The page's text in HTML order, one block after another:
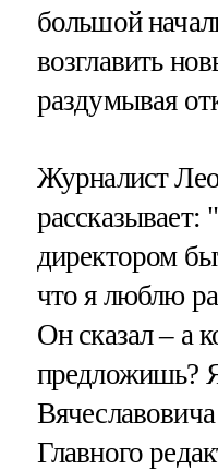
большой
возглавить
раздумывая
Журналист
рассказывает:
директором
что я люблю
Он сказал – а
предложишь?
Главного